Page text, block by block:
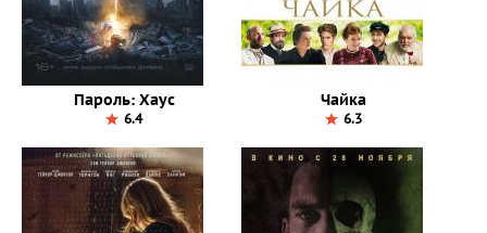
Пароль: Хаус
6.4
Чайка
6.3